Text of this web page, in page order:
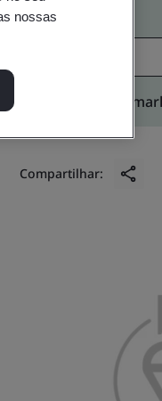
Compartilhar:
nossas